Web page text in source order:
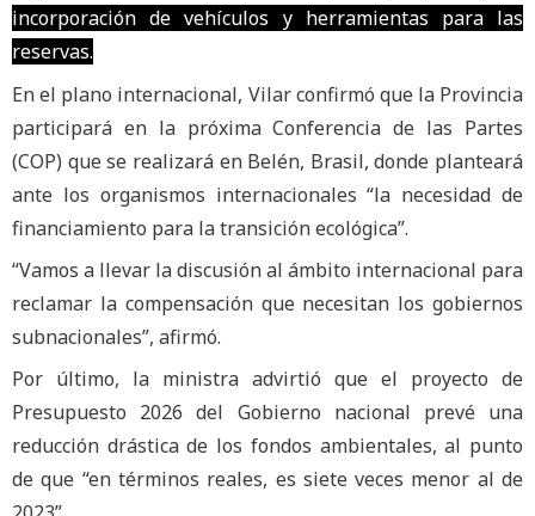
incorporación de vehículos y herramientas para las
reservas.
En el plano internacional, Vilar confirmó que la Provincia
participará en la próxima Conferencia de las Partes
(COP) que se realizará en Belén, Brasil, donde planteará
ante los organismos internacionales “la necesidad de
financiamiento para la transición ecológica”.
“Vamos a llevar la discusión al ámbito internacional para
reclamar la compensación que necesitan los gobiernos
subnacionales”, afirmó.
Por último, la ministra advirtió que el proyecto de
Presupuesto 2026 del Gobierno nacional prevé una
reducción drástica de los fondos ambientales, al punto
de que “en términos reales, es siete veces menor al de